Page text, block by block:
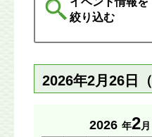
絞り込む
2026年2月26日
2026 年2月